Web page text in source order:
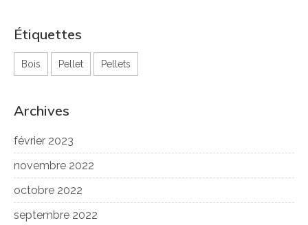
Étiquettes
Bois Pellet Pellets
Archives
février 2023
novembre 2022
octobre 2022
septembre 2022